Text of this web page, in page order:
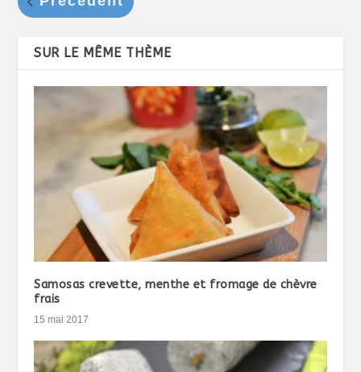
SUR LE MÊME THÈME
Samosas crevette, menthe et fromage de chèvre
frais
15 mai 2017